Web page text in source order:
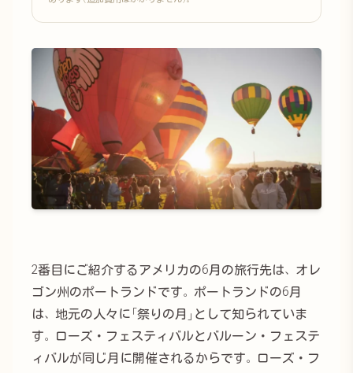
2番目にご紹介するアメリカの6月の旅行先は、オレ
ゴン州のポートランドです。ポートランドの6月
は、地元の人々に「祭りの月」として知られていま
す。ローズ・フェスティバルとバルーン・フェステ
ィバルが同じ月に開催されるからです。ローズ・フ